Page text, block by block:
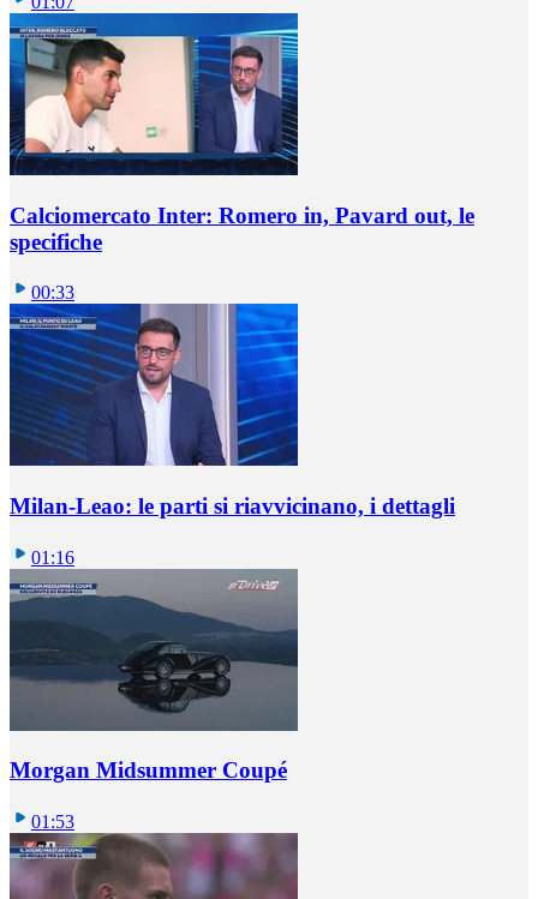
Calciomercato Inter: Romero in, Pavard out, le
specifiche
00:33
Milan-Leao: le parti si riavvicinano, i dettagli
01:16
Morgan Midsummer Coupé
01:53